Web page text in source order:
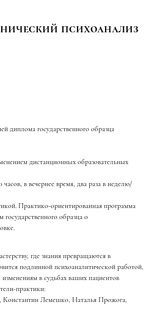
психоанализ
диплома государственного образца
дистанционных образовательных
в вечернее время, два раза в неделю/
Практико-ориентированная программа
образца о
где знания превращаются в
подлинной психоаналитической работой,
в судьбах ваших пациентов
практики:
Лемешко, Наталья Прожога,